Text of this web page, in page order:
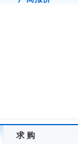
求 购